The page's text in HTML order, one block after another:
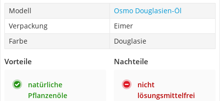
Modell
Osmo Douglasien-Öl
Verpackung
Eimer
Farbe
Douglasie
Vorteile
natürliche
Pflanzenöle
Nachteile
nicht
lösungsmittelfrei